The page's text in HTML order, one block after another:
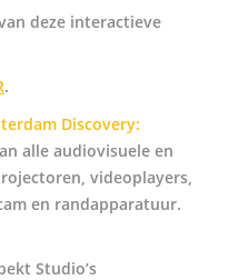
deze interactieve
.
Discovery:
alle audiovisuele en
videoplayers,
en randapparatuur.
Studio’s